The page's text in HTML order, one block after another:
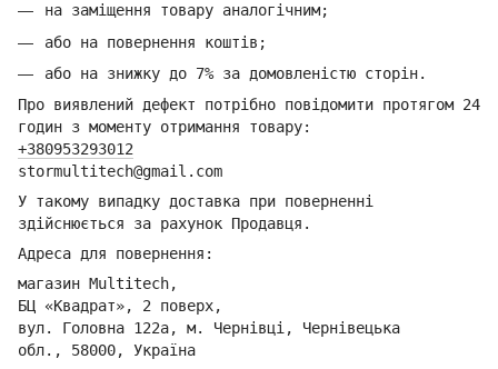
на заміщення товару аналогічним;
або на повернення коштів;
або на знижку до 7% за домовленістю сторін.
Про виявлений дефект потрібно повідомити протягом 24
годин з моменту отримання товару:
+380953293012
stormultitech@gmail.com
У такому випадку доставка при поверненні
здійснюється за рахунок Продавця.
Адреса для повернення:
магазин Multitech,
БЦ «Квадрат», 2 поверх,
вул. Головна 122а, м. Чернівці, Чернівецька
обл., 58000, Україна